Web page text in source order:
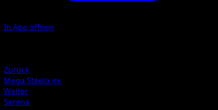
In App öffnen
Zurück
Mega Steelix ex
Weiter
Serena